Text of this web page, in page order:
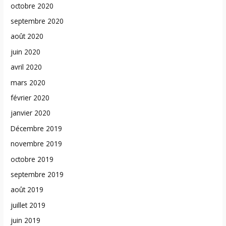
octobre 2020
septembre 2020
août 2020
juin 2020
avril 2020
mars 2020
février 2020
janvier 2020
Décembre 2019
novembre 2019
octobre 2019
septembre 2019
août 2019
juillet 2019
juin 2019